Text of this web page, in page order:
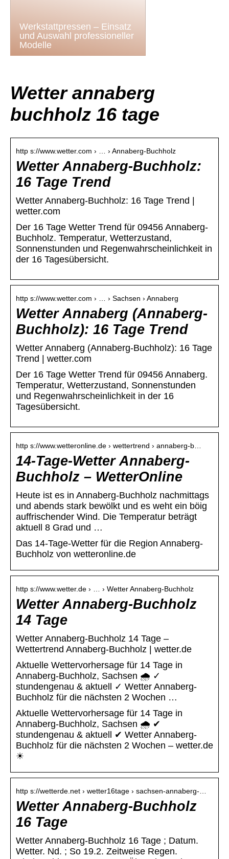
Werkstattpressen – Einsatz
und Auswahl professioneller
Modelle
Wetter annaberg
buchholz 16 tage
http s://www.wetter.com › … › Annaberg-Buchholz
Wetter Annaberg-Buchholz:
16 Tage Trend
Wetter Annaberg-Buchholz: 16 Tage Trend |
wetter.com
Der 16 Tage Wetter Trend für 09456 Annaberg-
Buchholz. Temperatur, Wetterzustand,
Sonnenstunden und Regenwahrscheinlichkeit in
der 16 Tagesübersicht.
http s://www.wetter.com › … › Sachsen › Annaberg
Wetter Annaberg (Annaberg-
Buchholz): 16 Tage Trend
Wetter Annaberg (Annaberg-Buchholz): 16 Tage
Trend | wetter.com
Der 16 Tage Wetter Trend für 09456 Annaberg.
Temperatur, Wetterzustand, Sonnenstunden
und Regenwahrscheinlichkeit in der 16
Tagesübersicht.
http s://www.wetteronline.de › wettertrend › annaberg-b…
14-Tage-Wetter Annaberg-
Buchholz – WetterOnline
Heute ist es in Annaberg-Buchholz nachmittags
und abends stark bewölkt und es weht ein böig
auffrischender Wind. Die Temperatur beträgt
aktuell 8 Grad und …
Das 14-Tage-Wetter für die Region Annaberg-
Buchholz von wetteronline.de
http s://www.wetter.de › … › Wetter Annaberg-Buchholz
Wetter Annaberg-Buchholz
14 Tage
Wetter Annaberg-Buchholz 14 Tage –
Wettertrend Annaberg-Buchholz | wetter.de
Aktuelle Wettervorhersage für 14 Tage in
Annaberg-Buchholz, Sachsen 🌧️ ✓
stundengenau & aktuell ✓ Wetter Annaberg-
Buchholz für die nächsten 2 Wochen …
Aktuelle Wettervorhersage für 14 Tage in
Annaberg-Buchholz, Sachsen 🌧️ ✔
stundengenau & aktuell ✔ Wetter Annaberg-
Buchholz für die nächsten 2 Wochen – wetter.de
☀
http s://wetterde.net › wetter16tage › sachsen-annaberg-…
Wetter Annaberg-Buchholz
16 Tage
Wetter Annaberg-Buchholz 16 Tage ; Datum.
Wetter. Nd. ; So 19.2. Zeitweise Regen.